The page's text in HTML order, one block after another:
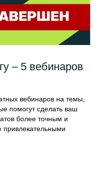
– 5 вебинаров
вебинаров на темы,
помогут сделать ваш
более точным и